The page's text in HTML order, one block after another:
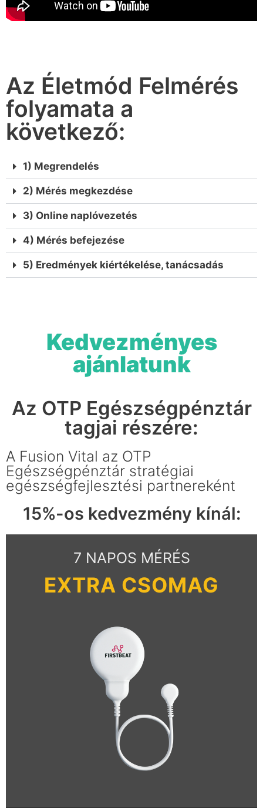
Az Életmód Felmérés
folyamata a
következő:
1) Megrendelés
2) Mérés megkezdése
3) Online naplóvezetés
4) Mérés befejezése
5) Eredmények kiértékelése, tanácsadás
Kedvezményes
ajánlatunk
Az OTP Egészségpénztár
tagjai részére:
A Fusion Vital az OTP
Egészségpénztár stratégiai
egészségfejlesztési partnereként
15%-os kedvezmény kínál:
7 NAPOS MÉRÉS
EXTRA CSOMAG